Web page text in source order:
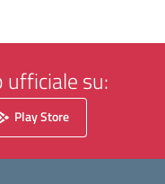
ufficiale su:
Play Store